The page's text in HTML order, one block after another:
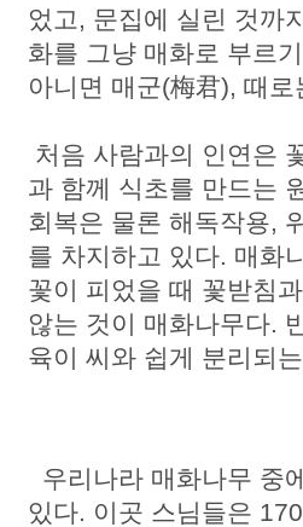
었고, 문집에 실린 것까
화를 그냥 매화로 부르
아니면 매군(梅君), 때
처음 사람과의 인연은
과 함께 식초를 만드는
회복은 물론 해독작용,
를 차지하고 있다. 매화
꽃이 피었을 때 꽃받침
않는 것이 매화나무다.
육이 씨와 쉽게 분리되
우리나라 매화나무 중
있다. 이곳 스님들은